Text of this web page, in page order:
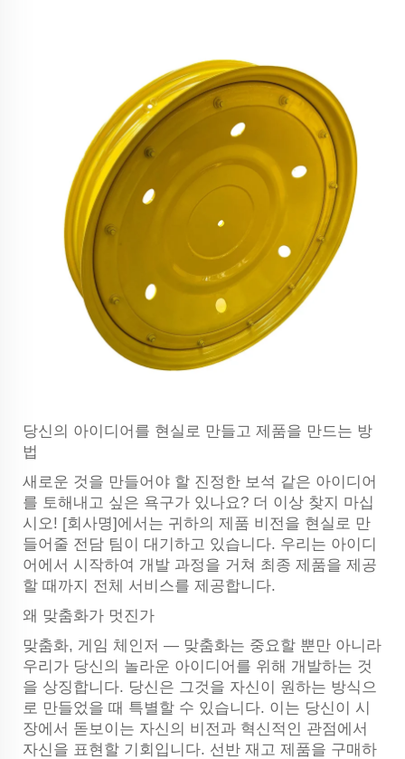
당신의 아이디어를 현실로 만들고 제품을 만드는 방
법
새로운 것을 만들어야 할 진정한 보석 같은 아이디어
를 토해내고 싶은 욕구가 있나요? 더 이상 찾지 마십
시오! [회사명]에서는 귀하의 제품 비전을 현실로 만
들어줄 전담 팀이 대기하고 있습니다. 우리는 아이디
어에서 시작하여 개발 과정을 거쳐 최종 제품을 제공
할 때까지 전체 서비스를 제공합니다.
왜 맞춤화가 멋진가
맞춤화, 게임 체인저 — 맞춤화는 중요할 뿐만 아니라
우리가 당신의 놀라운 아이디어를 위해 개발하는 것
을 상징합니다. 당신은 그것을 자신이 원하는 방식으
로 만들었을 때 특별할 수 있습니다. 이는 당신이 시
장에서 돋보이는 자신의 비전과 혁신적인 관점에서
자신을 표현할 기회입니다. 선반 재고 제품을 구매하